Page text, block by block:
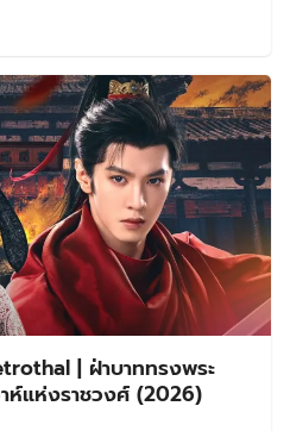
| ฝ่าบาททรงพระ
แห่งราชวงศ์ (2026)